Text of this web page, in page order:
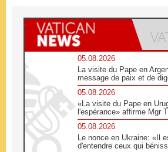
05.08.2026
La visite du Pape en
message de paix et de
05.08.2026
«La visite du Pape en
l'espérance» affirme Mgr
05.08.2026
Le nonce en Ukraine: «Il
d'entendre ceux qui